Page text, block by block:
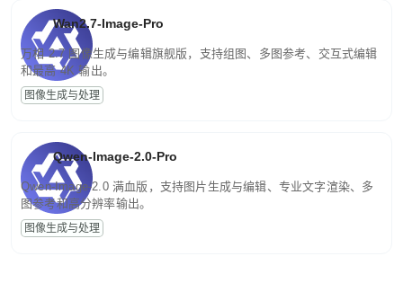
Wan2.7-Image-Pro
万相 2.7 图像生成与编辑旗舰版，支持组图、多图参考、交互式编辑
和最高 4K 输出。
图像生成与处理
Qwen-Image-2.0-Pro
Qwen-Image-2.0 满血版，支持图片生成与编辑、专业文字渲染、多
图参考和高分辨率输出。
图像生成与处理